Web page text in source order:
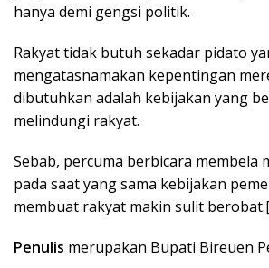
hanya demi gengsi politik.
Rakyat tidak butuh sekadar pidato
mengatasnamakan kepentingan
dibutuhkan adalah kebijakan yang
melindungi rakyat.
Sebab, percuma berbicara membela
pada saat yang sama kebijakan
membuat rakyat makin sulit
Penulis merupakan Bupati Bireuen